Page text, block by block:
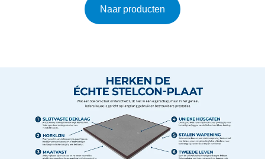
Naar producten